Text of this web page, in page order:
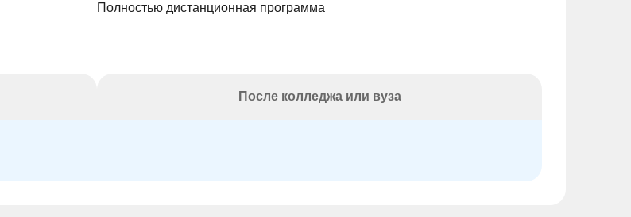
Полностью дистанционная программа
После колледжа или вуза